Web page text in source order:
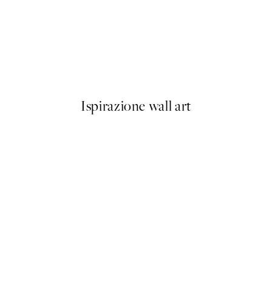
Ispirazione wall art